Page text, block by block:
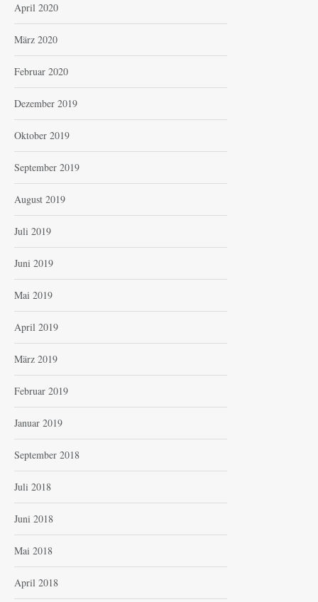
April 2020
März 2020
Februar 2020
Dezember 2019
Oktober 2019
September 2019
August 2019
Juli 2019
Juni 2019
Mai 2019
April 2019
März 2019
Februar 2019
Januar 2019
September 2018
Juli 2018
Juni 2018
Mai 2018
April 2018